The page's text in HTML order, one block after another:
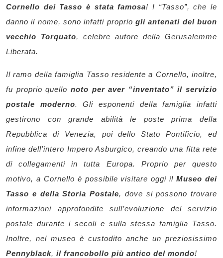
Cornello dei Tasso è stata famosa! I “Tasso”, che le
danno il nome, sono infatti proprio gli antenati del buon
vecchio Torquato, celebre autore della Gerusalemme
Liberata.
Il ramo della famiglia Tasso residente a Cornello, inoltre,
fu proprio quello noto per aver “inventato” il servizio
postale moderno. Gli esponenti della famiglia infatti
gestirono con grande abilità le poste prima della
Repubblica di Venezia, poi dello Stato Pontificio, ed
infine dell’intero Impero Asburgico, creando una fitta rete
di collegamenti in tutta Europa. Proprio per questo
motivo, a Cornello è possibile visitare oggi ilMuseo dei
Tasso e della Storia Postale, dove si possono trovare
informazioni approfondite sull’evoluzione del servizio
postale durante i secoli e sulla stessa famiglia Tasso.
Inoltre, nel museo è custodito anche un preziosissimo
Pennyblack, il francobollo più antico del mondo!